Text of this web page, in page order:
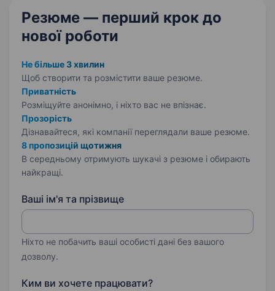
Резюме — перший крок до
нової роботи
Не більше 3 хвилин
Щоб створити та розмістити ваше резюме.
Приватність
Розміщуйте анонімно, і ніхто вас не впізнає.
Прозорість
Дізнавайтеся, які компанії переглядали ваше резюме.
8 пропозицій щотижня
В середньому отримують шукачі з резюме і обирають
найкращі.
Ваші ім'я та прізвище
Ніхто не побачить ваші особисті дані без вашого
дозволу.
Ким ви хочете працювати?